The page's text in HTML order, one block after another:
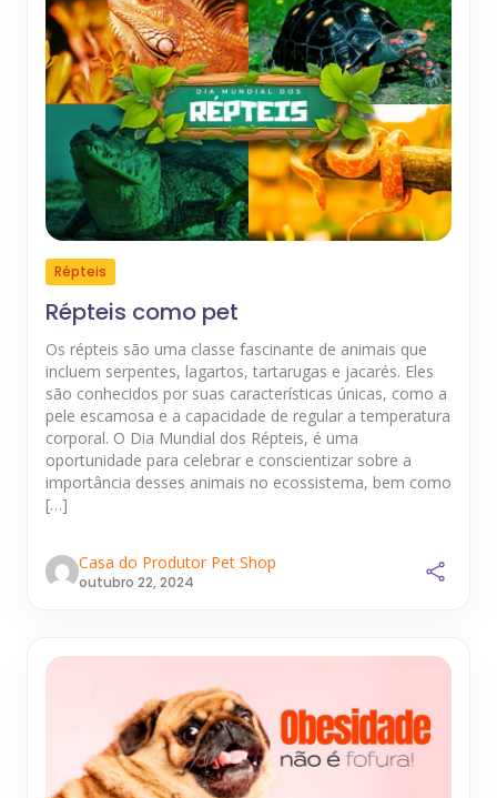
Répteis
Répteis como pet
Os répteis são uma classe fascinante de animais que
incluem serpentes, lagartos, tartarugas e jacarés. Eles
são conhecidos por suas características únicas, como a
pele escamosa e a capacidade de regular a temperatura
corporal. O Dia Mundial dos Répteis, é uma
oportunidade para celebrar e conscientizar sobre a
importância desses animais no ecossistema, bem como
[…]
Casa do Produtor Pet Shop
outubro 22, 2024